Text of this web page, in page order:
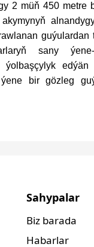
2 müň 450 metre
guýulardan
sany
edýän
bir gözleg
Sahypalar
Biz barada
Habarlar